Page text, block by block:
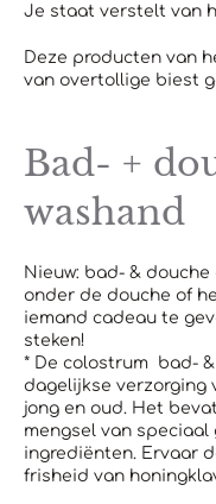
Je staat verstelt van
Deze producten van
van overtollige biest
Bad- +
washand
Nieuw: bad- &
onder de douche of
iemand cadeau te
steken!
* De colostrum bad-
dagelijkse verzorging
jong en oud. Het
mengsel van
ingrediënten. Ervaar
frisheid van